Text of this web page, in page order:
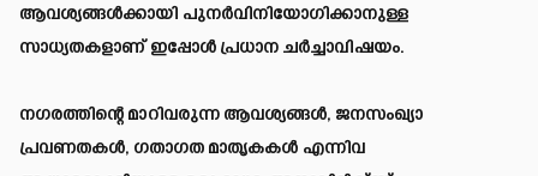
ആവശ്യങ്ങൾക്കായി പുനർവിനിയോഗിക്കാനുള്ള
സാധ്യതകളാണ് ഇപ്പോൾ പ്രധാന ചർച്ചാവിഷയം.
നഗരത്തിന്റെ മാറിവരുന്ന ആവശ്യങ്ങൾ, ജനസംഖ്യാ
പ്രവണതകൾ, ഗതാഗത മാതൃകകൾ എന്നിവ